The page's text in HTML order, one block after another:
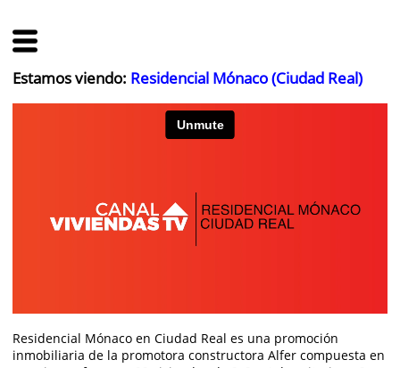
Estamos viendo: Residencial Mónaco (Ciudad Real)
Residencial Mónaco en Ciudad Real es una promoción
inmobiliaria de la promotora constructora Alfer compuesta en